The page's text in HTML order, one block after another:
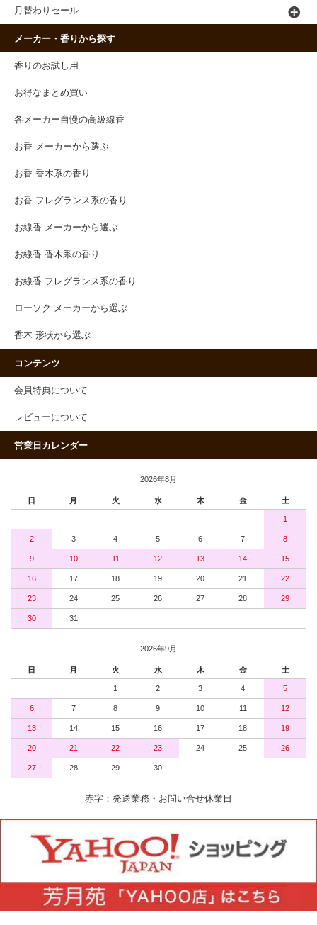
月替わりセール
メーカー・香りから探す
香りのお試し用
お得なまとめ買い
各メーカー自慢の高級線香
お香 メーカーから選ぶ
お香 香木系の香り
お香 フレグランス系の香り
お線香 メーカーから選ぶ
お線香 香木系の香り
お線香 フレグランス系の香り
ローソク メーカーから選ぶ
香木 形状から選ぶ
コンテンツ
会員特典について
レビューについて
営業日カレンダー
2026年8月
日 月 火 水 木 金 土
1
2 3 4 5 6 7 8
9 10 11 12 13 14 15
16 17 18 19 20 21 22
23 24 25 26 27 28 29
30 31
2026年9月
日 月 火 水 木 金 土
1 2 3 4 5
6 7 8 9 10 11 12
13 14 15 16 17 18 19
20 21 22 23 24 25 26
27 28 29 30
赤字：発送業務・お問い合せ休業日